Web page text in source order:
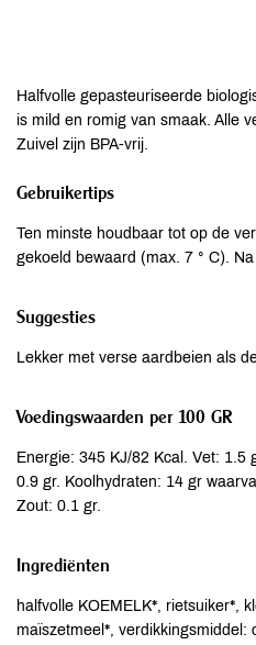
Halfvolle gepasteuriseerde
is mild en romig van smaak. Alle
Zuivel zijn BPA-vrij.
Gebruikertips
Ten minste houdbaar tot op de
gekoeld bewaard (max. 7 ° C).
Suggesties
Lekker met verse aardbeien als
Voedingswaarden per 100 GR
Energie: 345 KJ/82 Kcal. Vet: 1.5
0.9 gr. Koolhydraten: 14 gr
Zout: 0.1 gr.
Ingrediënten
halfvolle KOEMELK*, rietsuiker*,
maïszetmeel*, verdikkingsmiddel: